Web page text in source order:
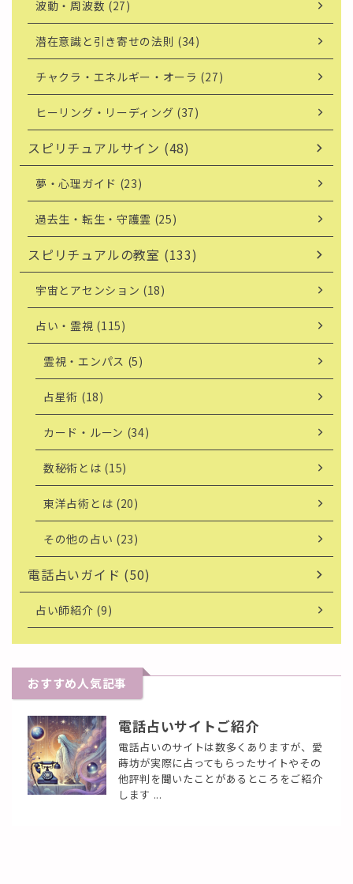
波動・周波数 (27)
潜在意識と引き寄せの法則 (34)
チャクラ・エネルギー・オーラ (27)
ヒーリング・リーディング (37)
スピリチュアルサイン (48)
夢・心理ガイド (23)
過去生・転生・守護霊 (25)
スピリチュアルの教室 (133)
宇宙とアセンション (18)
占い・霊視 (115)
霊視・エンパス (5)
占星術 (18)
カード・ルーン (34)
数秘術とは (15)
東洋占術とは (20)
その他の占い (23)
電話占いガイド (50)
占い師紹介 (9)
おすすめ人気記事
電話占いサイトご紹介
電話占いのサイトは数多くありますが、愛
蒔坊が実際に占ってもらったサイトやその
他評判を聞いたことがあるところをご紹介
します ...